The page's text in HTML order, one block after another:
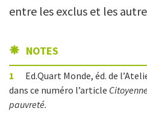
entre les exclus et les
NOTES
1 Ed.Quart Monde, éd. de
dans ce numéro l’article
pauvreté.